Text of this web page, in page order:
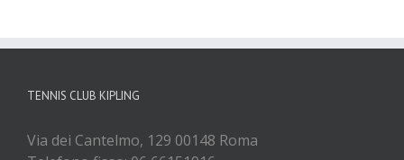
TENNIS CLUB KIPLING
Via dei Cantelmo, 129 00148 Roma